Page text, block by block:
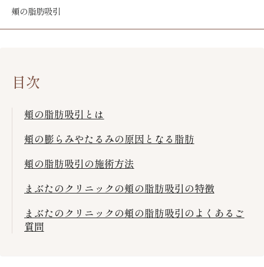
頬の脂肪吸引
目次
頬の脂肪吸引とは
頬の膨らみやたるみの原因となる脂肪
頬の脂肪吸引の施術方法
まぶたのクリニックの頬の脂肪吸引の特徴
まぶたのクリニックの頬の脂肪吸引のよくあるご
質問